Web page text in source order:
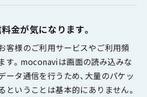
金が気になります。
客様のご利用サービスやご利用頻
す。moconaviは画面の読み込みな
ータ通信を行うため、大量のパケッ
ということは基本的にありません。